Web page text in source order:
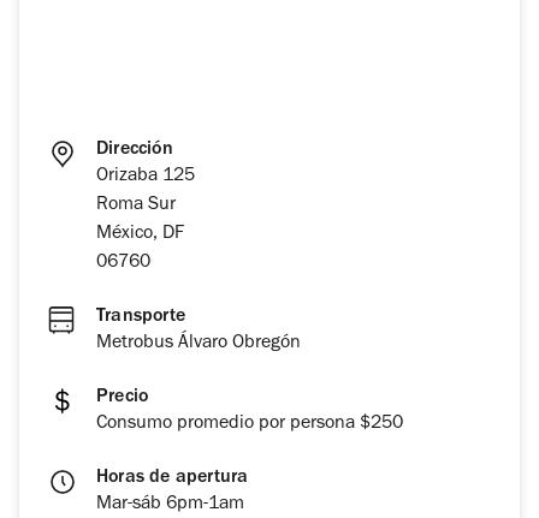
Dirección
Orizaba 125
Roma Sur
México, DF
06760
Transporte
Metrobus Álvaro Obregón
Precio
Consumo promedio por persona $250
Horas de apertura
Mar-sáb 6pm-1am